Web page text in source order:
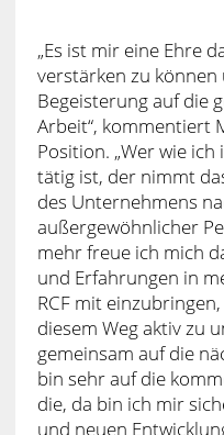
„Es ist mir eine Ehre
verstärken zu
Begeisterung auf die
Arbeit“, kommentiert
Position. „Wer wie
tätig ist, der nimmt
des Unternehmens
außergewöhnlicher
mehr freue ich mich
und Erfahrungen in
RCF mit
diesem Weg aktiv zu
gemeinsam auf die
bin sehr auf die
die, da bin ich mir
und neuen